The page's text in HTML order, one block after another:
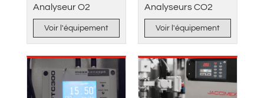
Analyseur O2
Voir l'équipement
Analyseurs CO2
Voir l'équipement